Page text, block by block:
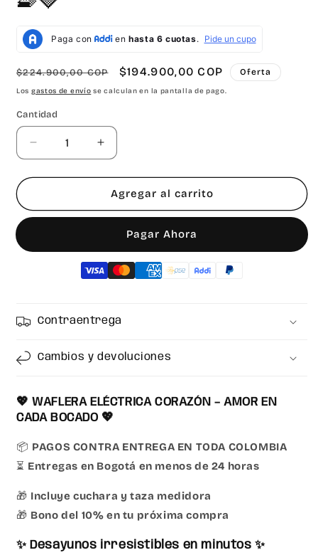
Precio
habitual
$224.900,00 COP
Precio
de
$194.900,00 COP Oferta
Los gastos de envío se calculan en la pantalla de pago.
Cantidad
Reducir
cantidad
para
Electrica
UNIVERSAL
Aumentar
cantidad
para
Waflera
Electrica
Antiadherente
UNIVERSAL
🧇
🍓
Agregar al carrito
Comprar ahora
Contraentrega
Cambios y devoluciones
💖 WAFLERA ELÉCTRICA CORAZÓN – AMOR EN
CADA BOCADO 💖
📦 PAGOS CONTRA ENTREGA EN TODA COLOMBIA
⏳ Entregas en Bogotá en menos de 24 horas
🎁 Incluye cuchara y taza medidora
🎁 Bono del 10% en tu próxima compra
✨ Desayunos irresistibles en minutos ✨